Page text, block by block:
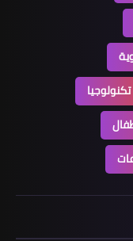
تكنولوجيا